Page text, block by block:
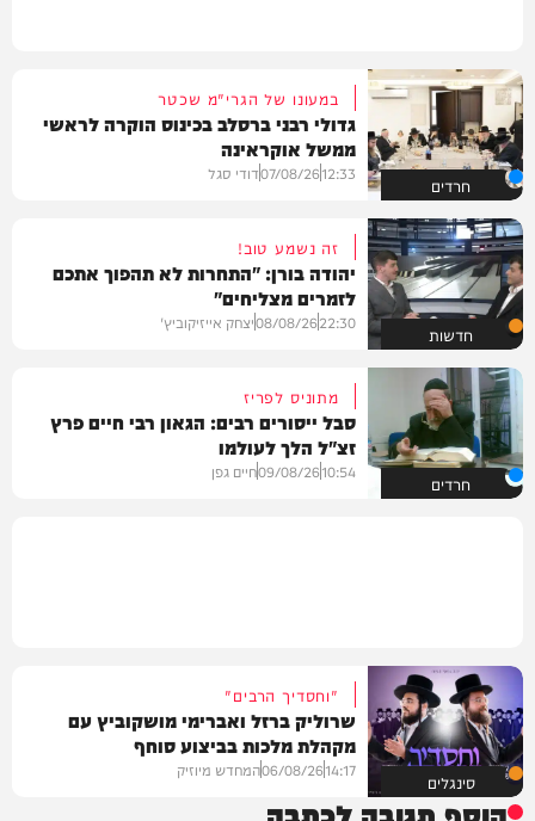
חרדים
במעונו של הגרי"מ שכטר
גדולי רבני ברסלב בכינוס הוקרה לראשי
ממשל אוקראינה
12:33
07/08/26דודי סגל
חדשות
זה נשמע טוב!
יהודה בורן: "התחרות לא תהפוך אתכם
לזמרים מצליחים"
22:30
08/08/26יצחק אייזיקוביץ'
חרדים
מתוניס לפריז
סבל ייסורים רבים: הגאון רבי חיים פרץ
זצ"ל הלך לעולמו
10:54
09/08/26חיים גפן
סינגלים
"וחסדיך הרבים"
שרוליק ברזל ואברימי מושקוביץ עם
מקהלת מלכות בביצוע סוחף
14:17
06/08/26המחדש מיוזיק